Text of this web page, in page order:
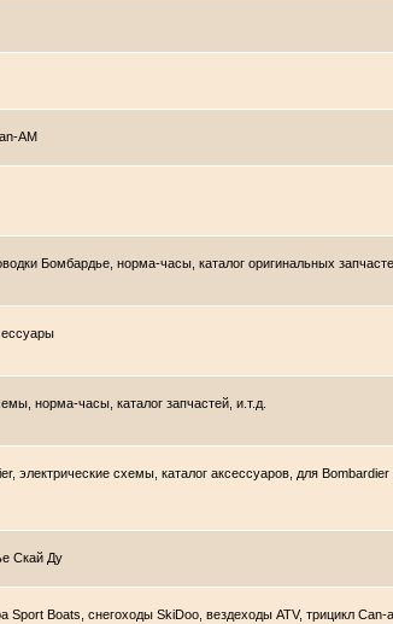
AM
Бомбардье, норма-часы, каталог оригинальных
норма-часы, каталог запчастей, и.т.д.
электрические схемы, каталог аксессуаров, для
Скай Ду
Sport Boats, снегоходы SkiDoo, вездеходы ATV, трицикл Can-